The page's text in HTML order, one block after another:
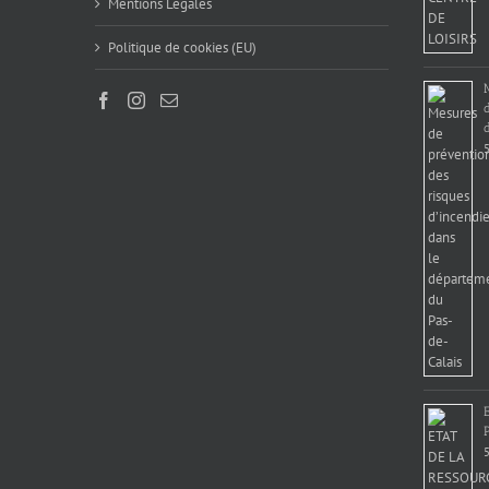
Mentions Légales
Politique de cookies (EU)